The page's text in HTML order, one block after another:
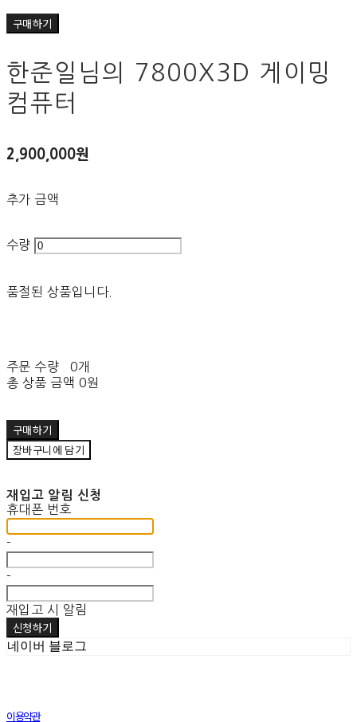
구매하기
한준일님의 7800X3D 게이밍
컴퓨터
2,900,000원
추가 금액
수량
품절된 상품입니다.
주문 수량
0개
총 상품 금액 0원
구매하기
장바구니에 담기
재입고 알림 신청
휴대폰 번호
-
-
재입고 시 알림
신청하기
네이버 블로그
이용약관